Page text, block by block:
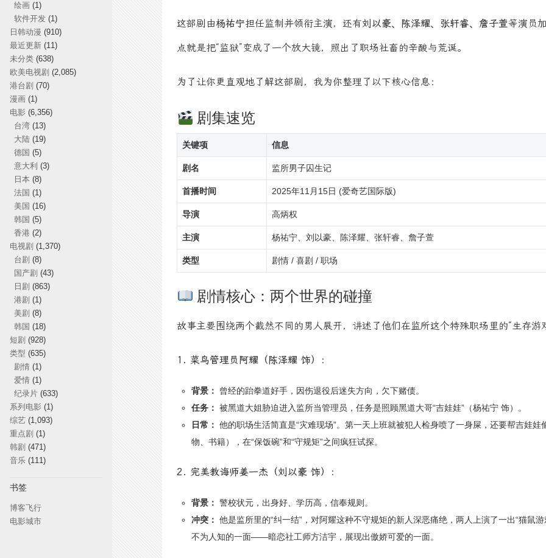
这部剧由杨祐宁担任监制并领衔主演，还有刘以豪、陈泽耀、张轩睿、詹子萱等演员
点就是把“监狱”变成了一个放大镜，照出了职场社畜的辛酸与荒诞。
为了让你更直观地了解这部剧，我为你整理了以下核心信息：
剧集速览
关键项 信息
剧名 监所男子囚生记
首播时间 2025年11月15日 (爱奇艺国际版)
导演 高炳权
主演 杨祐宁、刘以豪、陈泽耀、张轩睿、詹子萱
类型 剧情 / 喜剧 / 职场
剧情核心：两个世界的碰撞
故事主要围绕两个截然不同的男人展开，讲述了他们在监所这个特殊职场里的“生存游
1. 菜鸟管理员阿耀（陈泽耀 饰）：
背景：
曾经的跆拳道好手，因伤退役后迷失方向，欠下赌债。
任务： 被黑道大姐胁迫进入监所当管理员，任务是照顾黑道大哥“吉娃娃”（杨祐宁 饰）。
日常： 他的职场生活简直是“灾难现场”。第一天上班就被犯人检身喷了一身屎，还要帮吉娃娃
物、书籍），在“保饭碗”和“守规矩”之间疯狂试探。
2. 完美教诲师姜一杰（刘以豪 饰）：
背景： 警校状元，出身好、学历高，信奉规则。
冲突： 他是监所里的“纠一结”，对阿耀这种不守规矩的新人深恶痛绝，两人上演了一出“猫鼠
不为人知的一面——暗恋社工师方洁宇，展现出傲娇可爱的一面。
绘画(1)
软件开发(1)
日韩动漫 (910)
最近更新 (11)
未分类 (638)
欧美电视剧 (2,085)
港台剧 (70)
漫画 (1)
电影 (6,356)
台湾(13)
大陆(19)
德国 (5)
意大利 (3)
日本 (8)
法国 (1)
美国 (16)
韩国 (5)
香港 (2)
电视剧 (1,370)
台剧 (8)
国产剧 (43)
日剧 (863)
港剧 (1)
美剧 (8)
韩国 (18)
短剧 (928)
类型 (635)
剧情(1)
爱情(1)
纪录片(633)
系列电影 (1)
综艺 (1,093)
重点剧 (1)
韩剧 (471)
音乐 (111)
书签
博客飞行
电影城市